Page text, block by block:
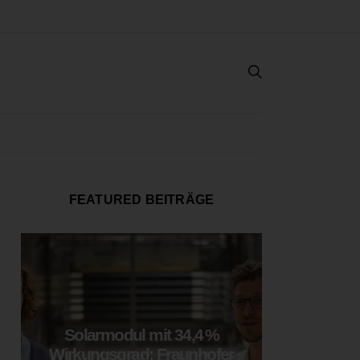
FEATURED BEITRÄGE
Solarmodul mit 34,4 %
Wirkungsgrad: Fraunhofer